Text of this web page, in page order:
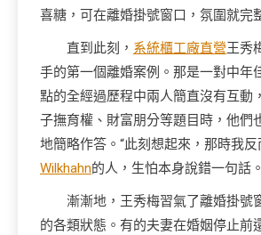
喜糖，可在離婚掛號窗口，氛圍就完
直到此刻， 系統櫃工廠直營王秀
手的第一個離婚案例。那是一對中年
點的全經過歷程中兩人簡直沒有互動
子撫育權、財富朋分等題目時，他們
地簡略作答。“此刻想起來，那時我
Wilkhahn的人，生怕本身說錯一句話
漸漸地，王秀梅習氣了離婚掛號
的各類狀態。有的夫妻在婚姻停止前